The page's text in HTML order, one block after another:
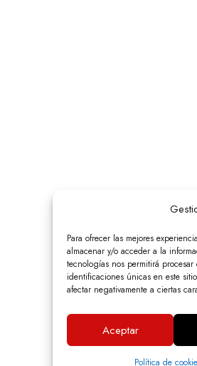
Para ofrecer las mejores
almacenar y/o acceder a la
tecnologías nos permitirá
identificaciones únicas en este
afectar negativamente a ciertas
Aceptar
Política de